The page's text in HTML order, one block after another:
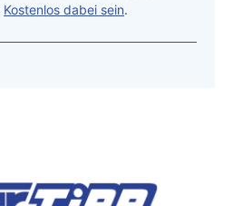
Kostenlos dabei sein.